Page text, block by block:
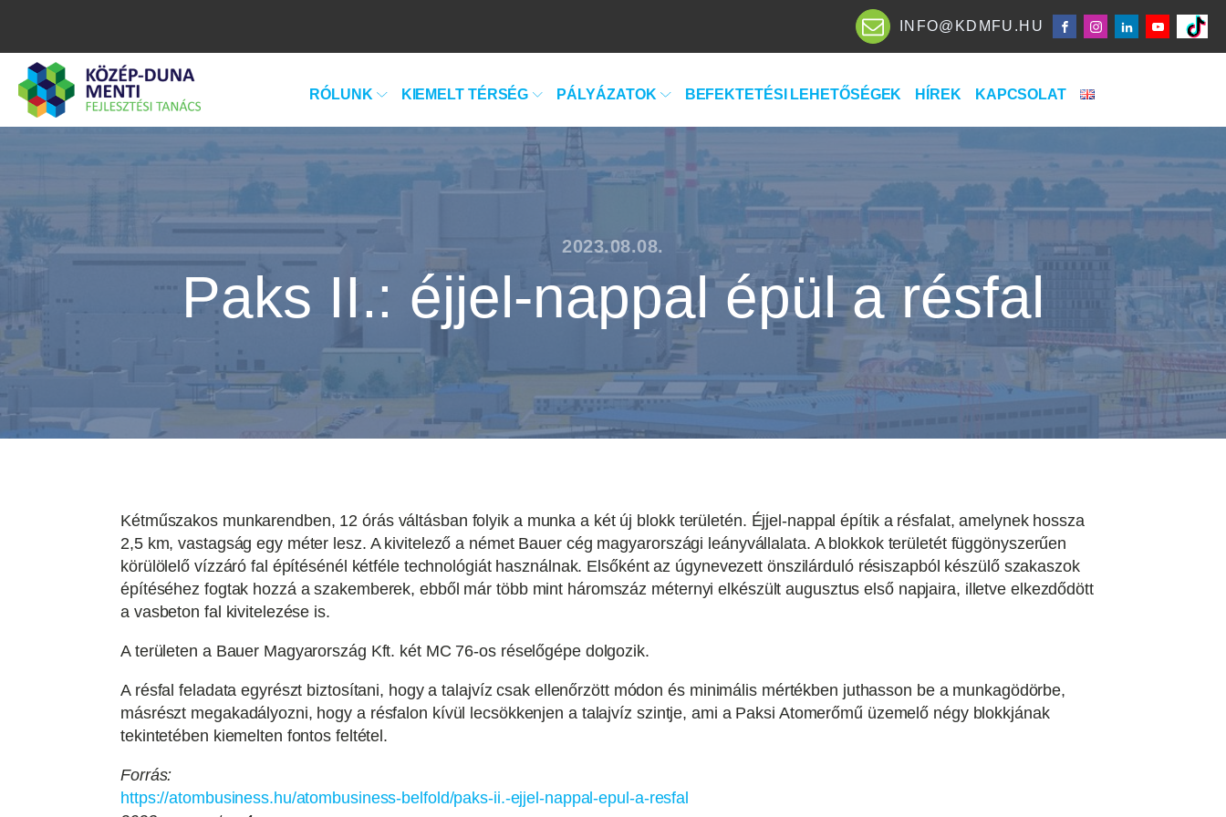
INFO@KDMFU.HU
RÓLUNK KIEMELT TÉRSÉG PÁLYÁZATOK BEFEKTETÉSI LEHETŐSÉGEK HÍREK KAPCSOLAT
2023.08.08.
Paks II.: éjjel-nappal épül a résfal
Kétműszakos munkarendben, 12 órás váltásban folyik a munka a két új blokk területén. Éjjel-nappal építik a résfalat, amelynek hossza
2,5 km, vastagság egy méter lesz. A kivitelező a német Bauer cég magyarországi leányvállalata. A blokkok területét függönyszerűen
körülölelő vízzáró fal építésénél kétféle technológiát használnak. Elsőként az úgynevezett önszilárduló résiszapból készülő szakaszok
építéséhez fogtak hozzá a szakemberek, ebből már több mint háromszáz méternyi elkészült augusztus első napjaira, illetve elkezdődött
a vasbeton fal kivitelezése is.
A területen a Bauer Magyarország Kft. két MC 76-os réselőgépe dolgozik.
A résfal feladata egyrészt biztosítani, hogy a talajvíz csak ellenőrzött módon és minimális mértékben juthasson be a munkagödörbe,
másrészt megakadályozni, hogy a résfalon kívül lecsökkenjen a talajvíz szintje, ami a Paksi Atomerőmű üzemelő négy blokkjának
tekintetében kiemelten fontos feltétel.
Forrás:
https://atombusiness.hu/atombusiness-belfold/paks-ii.-ejjel-nappal-epul-a-resfal